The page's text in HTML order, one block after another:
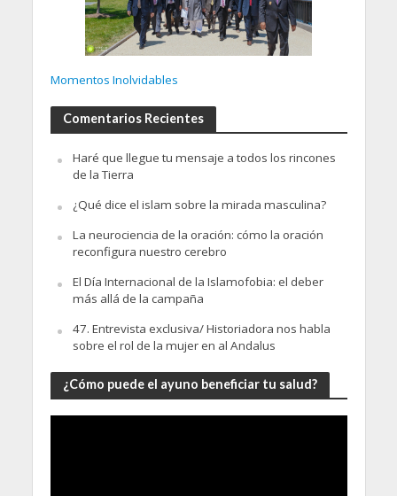
Momentos Inolvidables
Comentarios Recientes
Haré que llegue tu mensaje a todos los rincones
de la Tierra
¿Qué dice el islam sobre la mirada masculina?
La neurociencia de la oración: cómo la oración
reconfigura nuestro cerebro
El Día Internacional de la Islamofobia: el deber
más allá de la campaña
47. Entrevista exclusiva/ Historiadora nos habla
sobre el rol de la mujer en al Andalus
¿Cómo puede el ayuno beneficiar tu salud?